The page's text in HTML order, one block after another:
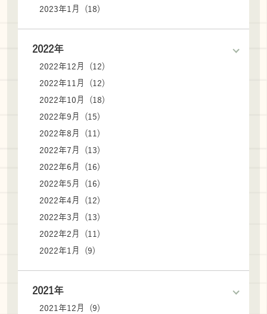
2023年1月 (18)
2022年
2022年12月 (12)
2022年11月 (12)
2022年10月 (18)
2022年9月 (15)
2022年8月 (11)
2022年7月 (13)
2022年6月 (16)
2022年5月 (16)
2022年4月 (12)
2022年3月 (13)
2022年2月 (11)
2022年1月 (9)
2021年
2021年12月 (9)